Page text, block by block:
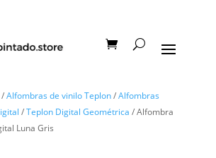
/Alfombras de vinilo Teplon/Alfombras
/Teplon Digital Geométrica / Alfombra
Luna Gris